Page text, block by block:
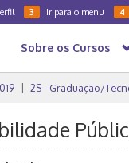
3 Ir para o menu 4
Sobre os Cursos
2S - Graduação/